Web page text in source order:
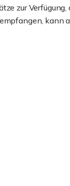
zur Verfügung,
kann